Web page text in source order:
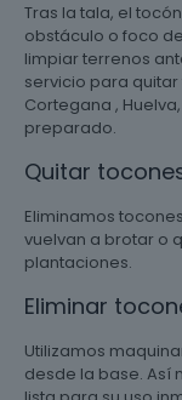
Tras la tala, el
obstáculo o foco
limpiar terrenos
servicio para
Cortegana ,
preparado.
Quitar
Eliminamos
vuelvan a brotar o
plantaciones.
Eliminar
Utilizamos
desde la base. Así